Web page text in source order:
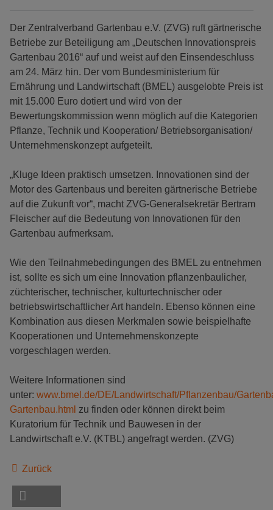
Der Zentralverband Gartenbau e.V. (ZVG) ruft gärtnerische
Betriebe zur Beteiligung am „Deutschen Innovationspreis
Gartenbau 2016“ auf und weist auf den Einsendeschluss
am 24. März hin. Der vom Bundesministerium für
Ernährung und Landwirtschaft (BMEL) ausgelobte Preis ist
mit 15.000 Euro dotiert und wird von der
Bewertungskommission wenn möglich auf die Kategorien
Pflanze, Technik und Kooperation/ Betriebsorganisation/
Unternehmenskonzept aufgeteilt.
„Kluge Ideen praktisch umsetzen. Innovationen sind der
Motor des Gartenbaus und bereiten gärtnerische Betriebe
auf die Zukunft vor“, macht ZVG-Generalsekretär Bertram
Fleischer auf die Bedeutung von Innovationen für den
Gartenbau aufmerksam.
Wie den Teilnahmebedingungen des BMEL zu entnehmen
ist, sollte es sich um eine Innovation pflanzenbaulicher,
züchterischer, technischer, kulturtechnischer oder
betriebswirtschaftlicher Art handeln. Ebenso können eine
Kombination aus diesen Merkmalen sowie beispielhafte
Kooperationen und Unternehmenskonzepte
vorgeschlagen werden.
Weitere Informationen sind
unter: www.bmel.de/DE/Landwirtschaft/Pflanzenbau/
Gartenbau.html zu finden oder können direkt beim
Kuratorium für Technik und Bauwesen in der
Landwirtschaft e.V. (KTBL) angefragt werden. (ZVG)
Zurück